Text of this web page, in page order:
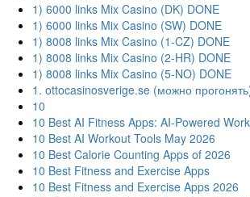
1) 6000 links Mix Casino (DK) DONE
1) 6000 links Mix Casino (SW) DONE
1) 8008 links Mix Casino (1-CZ) DONE
1) 8008 links Mix Casino (2-HR) DONE
1) 8008 links Mix Casino (5-NO) DONE
1. ottocasinosverige.se (можно
10
10 Best AI Fitness Apps: AI-Powered
10 Best AI Workout Tools May 2026
10 Best Calorie Counting Apps of 2026
10 Best Fitness and Exercise Apps
10 Best Fitness and Exercise Apps 2026